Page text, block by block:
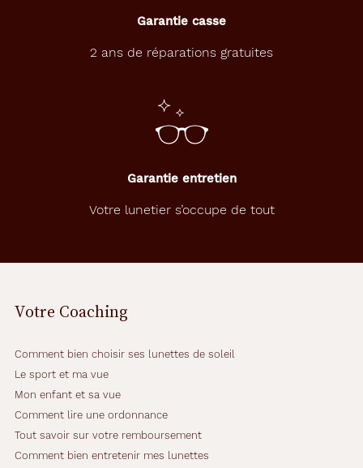
Garantie casse
2 ans de réparations gratuites
Garantie entretien
Votre lunetier s’occupe de tout
Votre Coaching
Comment bien choisir ses lunettes de soleil
Le sport et ma vue
Mon enfant et sa vue
Comment lire une ordonnance
Tout savoir sur votre remboursement
Comment bien entretenir mes lunettes